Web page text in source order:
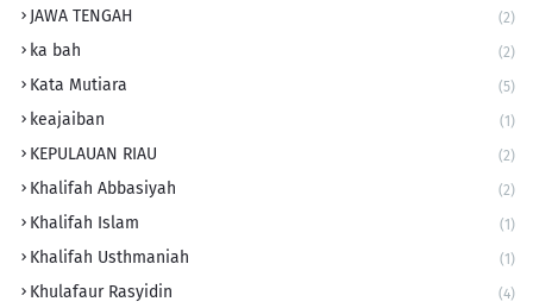
JAWA TENGAH (2)
ka bah (2)
Kata Mutiara (5)
keajaiban (1)
KEPULAUAN RIAU (2)
Khalifah Abbasiyah (2)
Khalifah Islam (1)
Khalifah Usthmaniah (1)
Khulafaur Rasyidin (4)